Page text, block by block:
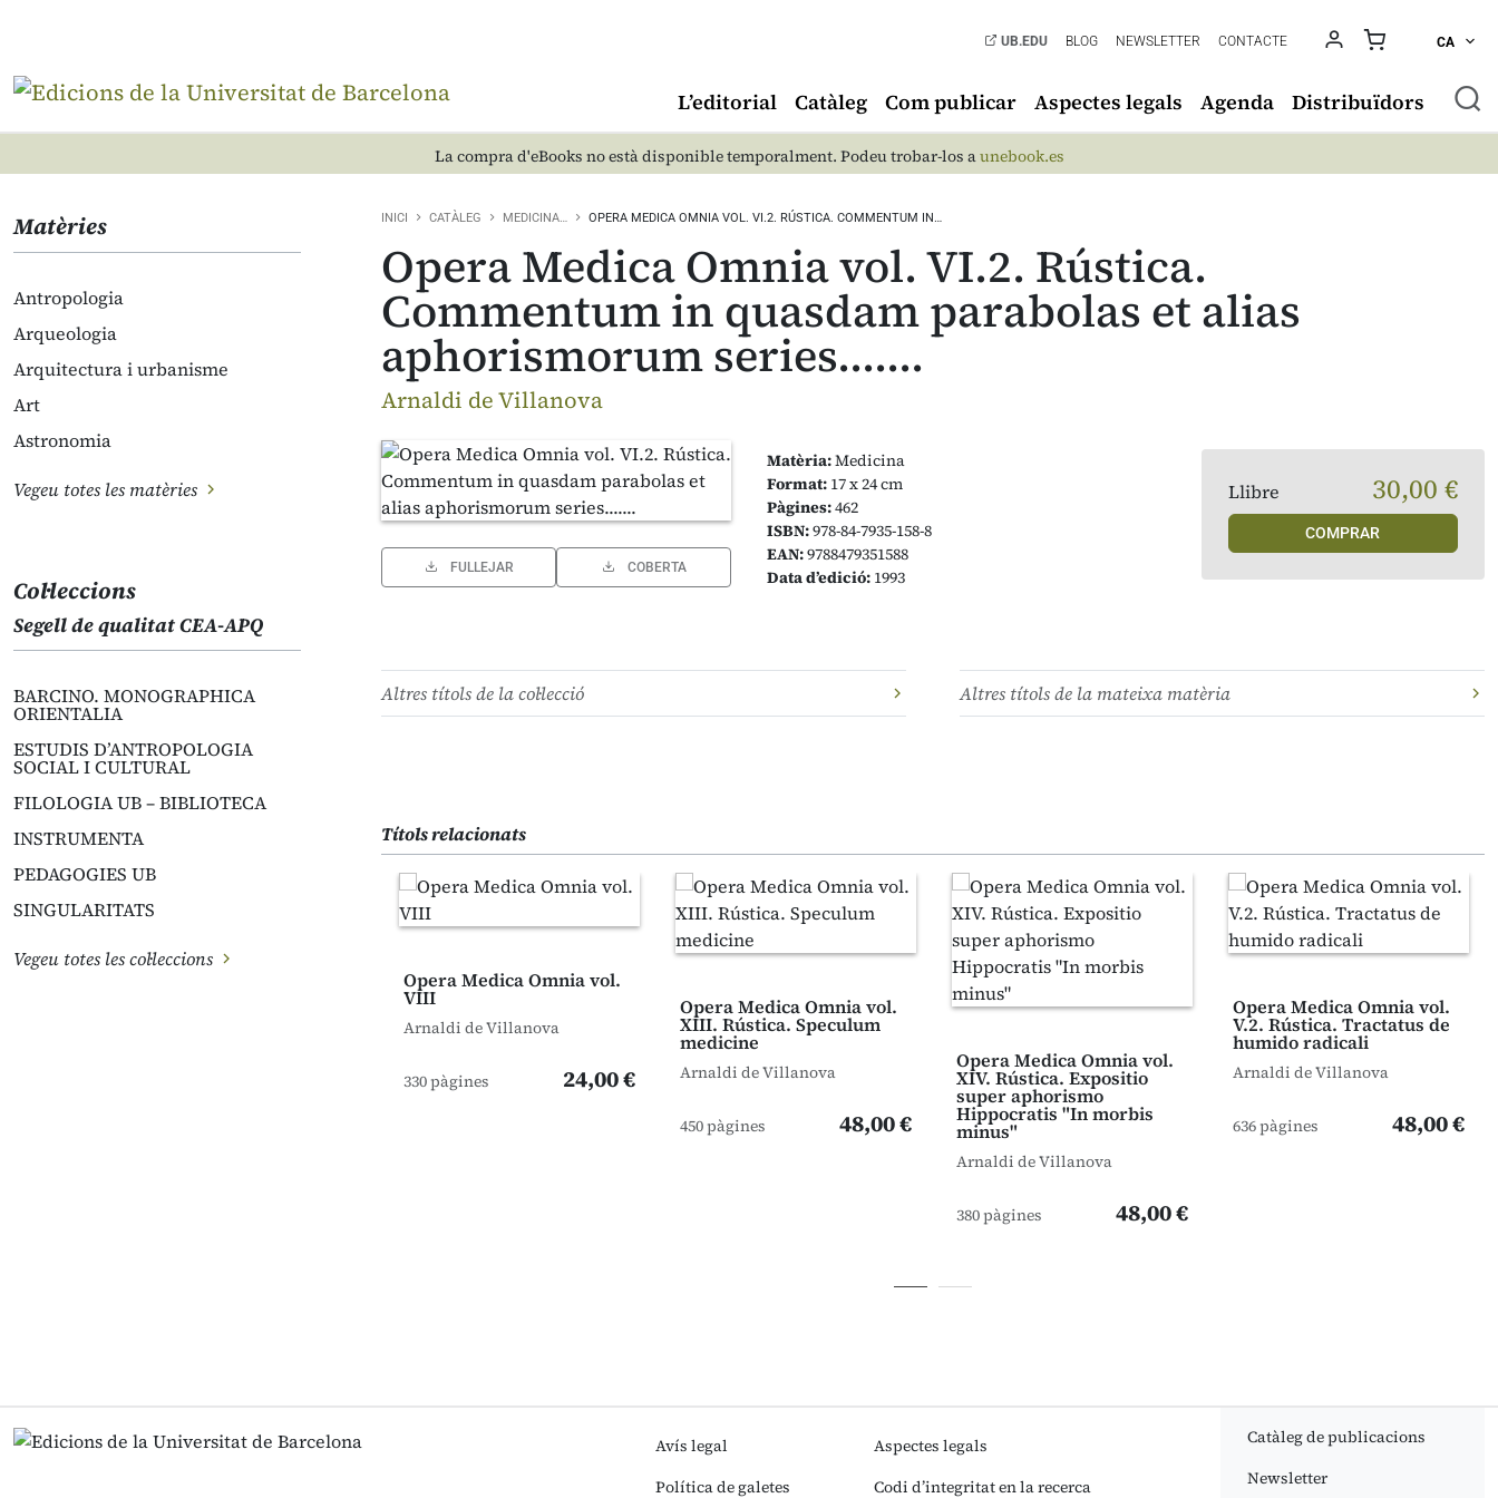
UB.EDU BLOG NEWSLETTER CONTACTE CA
L’editorial Catàleg Com publicar Aspectes legals Agenda Distribuïdors
La compra d'eBooks no està disponible temporalment. Podeu trobar-los aunebook.es
Matèries
Antropologia
Arqueologia
Arquitectura i urbanisme
Art
Astronomia
Vegeu totes les matèries
Col·leccions
Segell de qualitat CEA-APQ
BARCINO. MONOGRAPHICA
ORIENTALIA
ESTUDIS D’ANTROPOLOGIA
SOCIAL I CULTURAL
FILOLOGIA UB – BIBLIOTECA
INSTRUMENTA
PEDAGOGIES UB
SINGULARITATS
Vegeu totes les col·leccions
INICI CATÀLEG MEDICINA… OPERA MEDICA OMNIA VOL. VI.2. RÚSTICA. COMMENTUM IN…
Opera Medica Omnia vol. VI.2. Rústica.
Commentum in quasdam parabolas et alias
aphorismorum series.......
Arnaldi de Villanova
FULLEJAR COBERTA
Matèria:Medicina
Format: 17 x 24 cm
Pàgines:462
ISBN:978-84-7935-158-8
EAN:9788479351588
Data d’edició: 1993
Llibre 30,00 €
COMPRAR
Altres títols de la col·lecció Altres títols de la mateixa matèria
Títols relacionats
Opera Medica Omnia vol.
VIII
Arnaldi de Villanova
330 pàgines 24,00 €
Opera Medica Omnia vol.
XIII. Rústica. Speculum
medicine
Arnaldi de Villanova
450 pàgines 48,00 €
Opera Medica Omnia vol.
XIV. Rústica. Expositio
super aphorismo
Hippocratis "In morbis
minus"
Arnaldi de Villanova
380 pàgines 48,00 €
Opera Medica Omnia vol.
V.2. Rústica. Tractatus de
humido radicali
Arnaldi de Villanova
636 pàgines 48,00 €
Avís legal
Política de galetes
Aspectes legals
Codi d’integritat en la recerca
Catàleg de publicacions
Newsletter